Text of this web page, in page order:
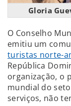
Gloria
O Conselho
emitiu um
turistas norte-
República
organização, o
mundial do
serviços, não